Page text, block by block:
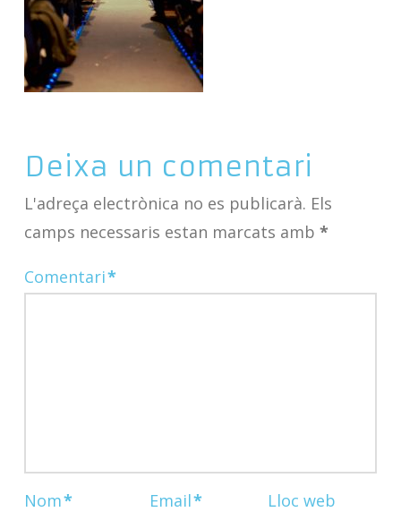
Deixa un comentari
L'adreça electrònica no es publicarà. Els
camps necessaris estan marcats amb *
Comentari*
Nom* Email* Lloc web